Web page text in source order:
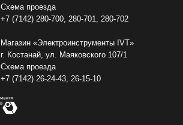
Схема проезда
+7 (7142) 280-700, 280-701, 280-702
Магазин «Электроинструменты IVT»
г. Костанай, ул. Маяковского 107/1
Схема проезда
+7 (7142) 26-24-43, 26-15-10